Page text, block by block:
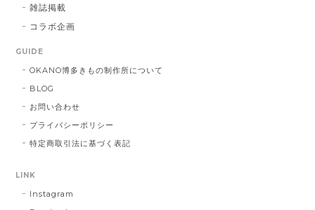
雑誌掲載
コラボ企画
GUIDE
OKANO博多きもの制作所について
BLOG
お問い合わせ
プライバシーポリシー
特定商取引法に基づく表記
LINK
Instagram